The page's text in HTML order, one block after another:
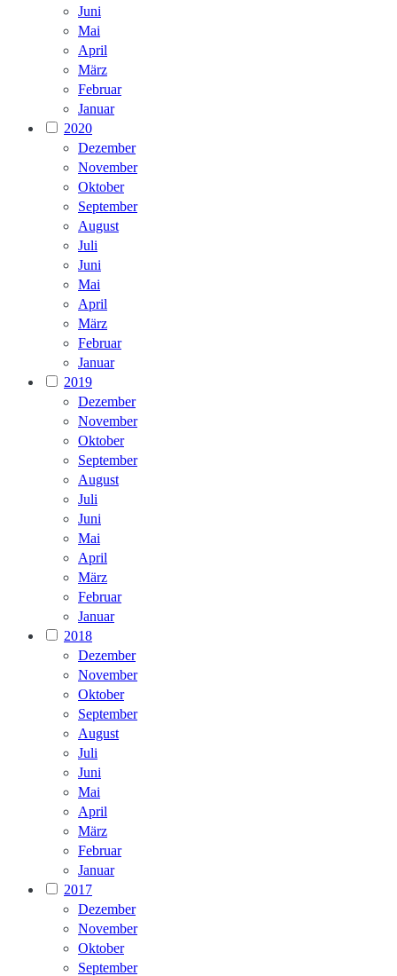
Juni
Mai
April
März
Februar
Januar
2020
Dezember
November
Oktober
September
August
Juli
Juni
Mai
April
März
Februar
Januar
2019
Dezember
November
Oktober
September
August
Juli
Juni
Mai
April
März
Februar
Januar
2018
Dezember
November
Oktober
September
August
Juli
Juni
Mai
April
März
Februar
Januar
2017
Dezember
November
Oktober
September